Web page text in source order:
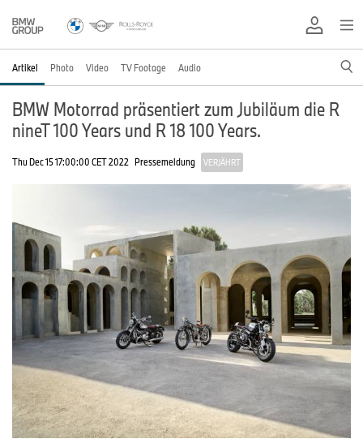
Artikel Photo Video TV Footage Audio
BMW Motorrad präsentiert zum Jubiläum die R
nineT 100 Years und R 18 100 Years.
Thu Dec 15 17:00:00 CET 2022 Pressemeldung VERJÄHRT